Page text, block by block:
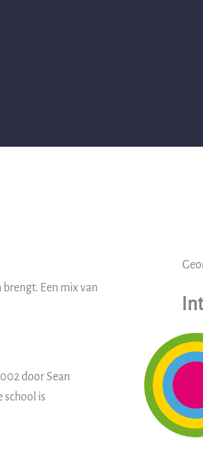
Een mix van
door Sean
school is